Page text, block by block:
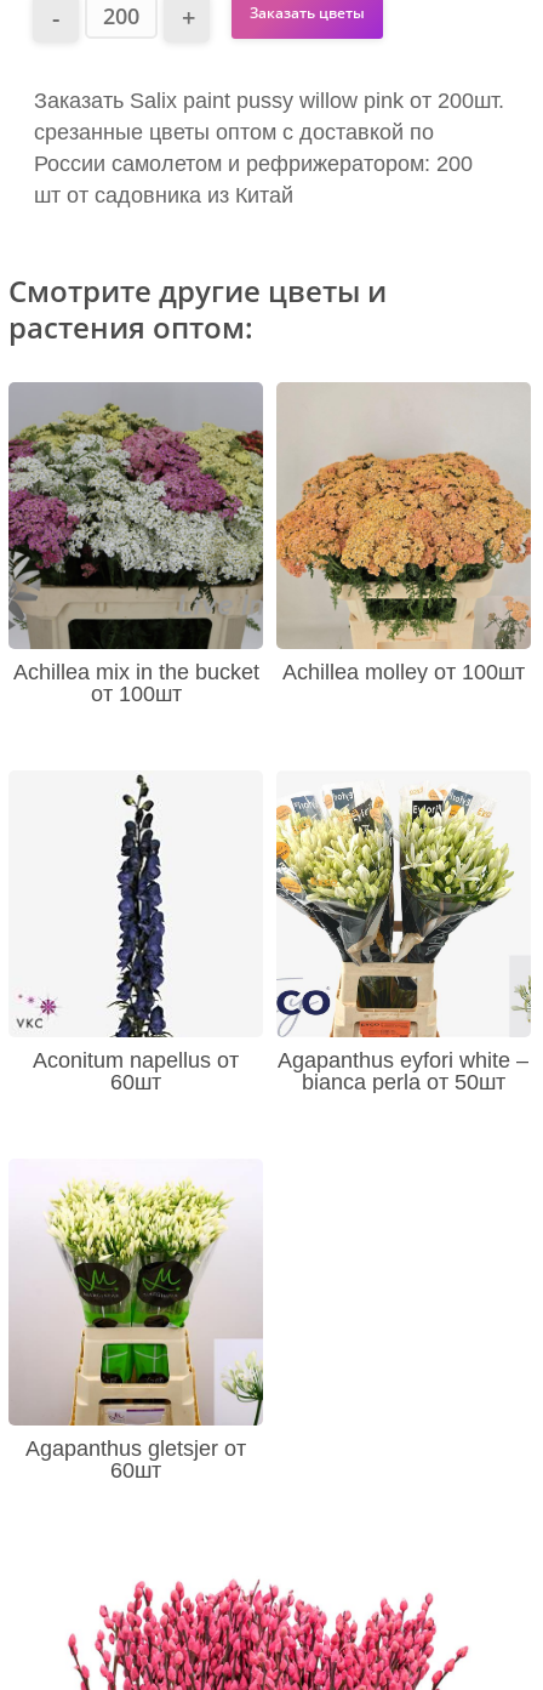
Заказать цветы
Заказать Salix paint pussy willow pink от 200шт.
срезанные цветы оптом с доставкой по
России самолетом и рефрижератором: 200
шт от садовника из Китай
Смотрите другие цветы и
растения оптом:
Achillea mix in the bucket
от 100шт
Achillea molley от 100шт
Aconitum napellus от
60шт
Agapanthus eyfori white –
bianca perla от 50шт
Agapanthus gletsjer от
60шт